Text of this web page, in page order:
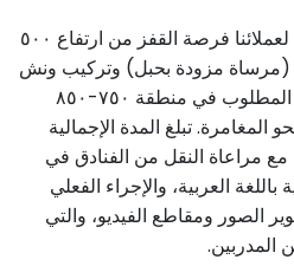
برفقة مدرب متمرس، ستتاح لعملائنا فرصة القفز من ارتفاع ٥٠٠
(مرساة مزودة بحبل) وتركيب ونش
(رافعة)، سنصل إلى الارتفاع المطلوب في منطقة ٧٥٠-٨٥٠
المغامرة. تبلغ المدة الإجمالية
٢.٥-٣ ساعات، مع مراعاة النقل من الفنادق في
العربية، والإجراء الفعلي
الصور ومقاطع الفيديو، والتي